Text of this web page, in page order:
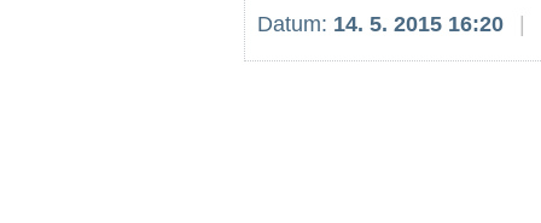
Datum: 14. 5. 2015 16:20